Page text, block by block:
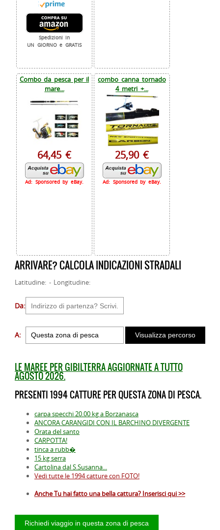
Spedizioni in
UN GIORNO e GRATIS
Combo da pesca per il
mare...
64,45 €
Ad: Sponsored by eBay.
combo canna tornado
4 metri +...
25,90 €
Ad: Sponsored by eBay.
ARRIVARE? CALCOLA INDICAZIONI STRADALI
Latitudine: - Longitudine:
Da:
A:
LE MAREE PER GIBILTERRA AGGIORNATE A TUTTO
AGOSTO 2026.
PRESENTI 1994 CATTURE PER QUESTA ZONA DI PESCA.
carpa specchi 20.00 kg a Borzanasca
ANCORA CARANGIDI CON IL BARCHINO DIVERGENTE
Orata del santo
CARPOTTA!
tinca a rubb�
15 kg serra
Cartolina dal S.Susanna...
Vedi tutte le 1994 catture con FOTO!
Anche Tu hai fatto una bella cattura? Inserisci qui >>